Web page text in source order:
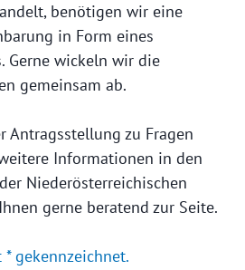
benötigen wir eine
in Form eines
Gerne wickeln wir die
gemeinsam ab.
Antragsstellung zu Fragen
Informationen in den
Niederösterreichischen
gerne beratend zur Seite.
gekennzeichnet.